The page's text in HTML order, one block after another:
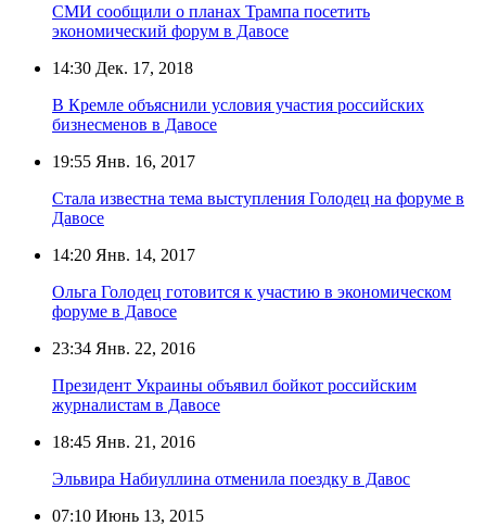
СМИ сообщили о планах Трампа посетить
экономический форум в Давосе
14:30 Дек. 17, 2018
В Кремле объяснили условия участия российских
бизнесменов в Давосе
19:55 Янв. 16, 2017
Стала известна тема выступления Голодец на форуме в
Давосе
14:20 Янв. 14, 2017
Ольга Голодец готовится к участию в экономическом
форуме в Давосе
23:34 Янв. 22, 2016
Президент Украины объявил бойкот российским
журналистам в Давосе
18:45 Янв. 21, 2016
Эльвира Набиуллина отменила поездку в Давос
07:10 Июнь 13, 2015